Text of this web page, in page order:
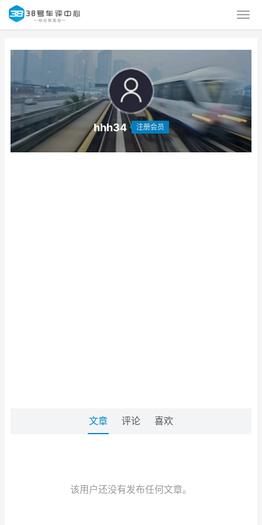
hhh34 注册会员
文章 评论 喜欢
该用户还没有发布任何文章。